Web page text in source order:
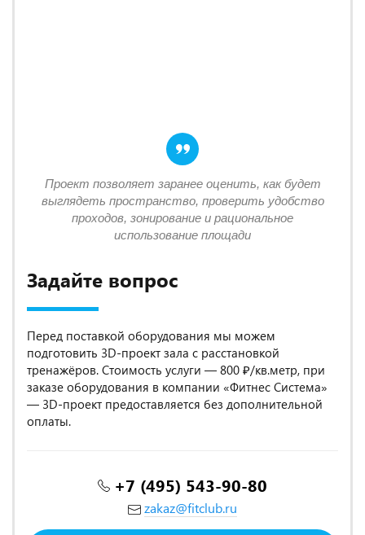
Задайте вопрос
Перед поставкой оборудования мы можем
подготовить 3D-проект зала с расстановкой
тренажёров. Стоимость услуги — 800 ₽/кв.метр, при
заказе оборудования в компании «Фитнес Система»
— 3D-проект предоставляется без дополнительной
оплаты.
+7 (495) 543-90-80
zakaz@fitclub.ru
Проект позволяет заранее оценить, как будет
выглядеть пространство, проверить удобство
проходов, зонирование и рациональное
использование площади